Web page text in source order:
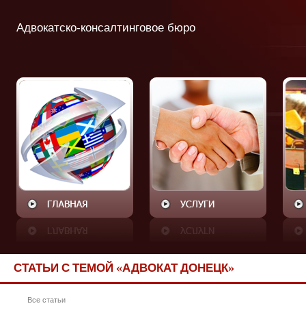
Адвокатско-консалтинговое бюро
СТАТЬИ С ТЕМОЙ «АДВОКАТ ДОНЕЦК»
Все статьи